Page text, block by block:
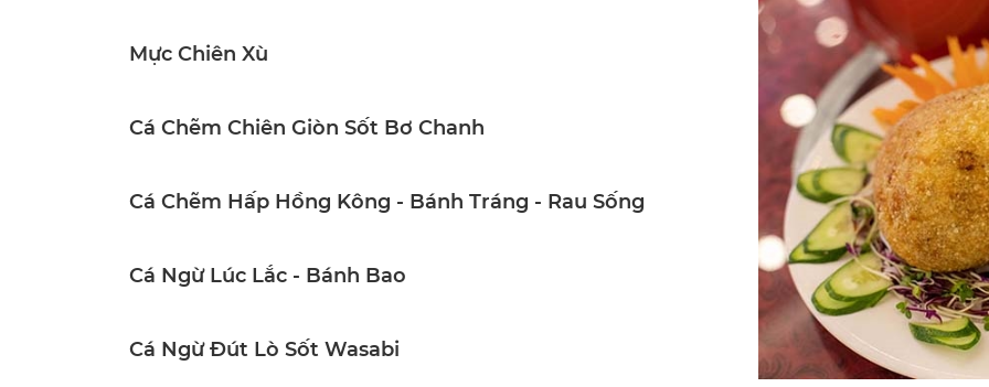
Mực Chiên Xù
Cá Chẽm Chiên Giòn Sốt Bơ Chanh
Cá Chẽm Hấp Hồng Kông - Bánh Tráng - Rau Sống
Cá Ngừ Lúc Lắc - Bánh Bao
Cá Ngừ Đút Lò Sốt Wasabi